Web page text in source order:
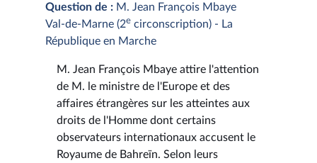
Question de : M. Jean François Mbaye
Val-de-Marne (2e circonscription) - La
République en Marche
M. Jean François Mbaye attire l'attention
de M. le ministre de l'Europe et des
affaires étrangères sur les atteintes aux
droits de l'Homme dont certains
observateurs internationaux accusent le
Royaume de Bahreïn. Selon leurs